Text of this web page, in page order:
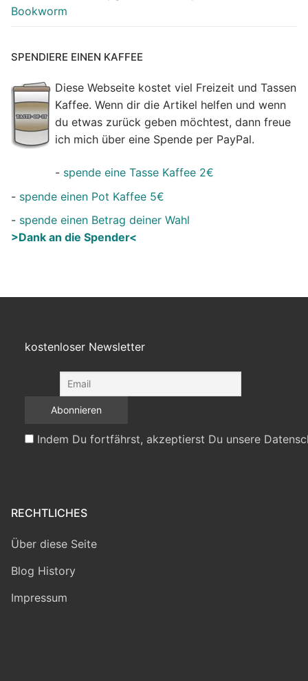
Bookworm
SPENDIERE EINEN KAFFEE
Diese Webseite kostet viel Freizeit und Tassen
Kaffee. Wenn dir die Artikel helfen und wenn
du etwas zurück geben möchtest, dann freue
ich mich über eine Spende per PayPal.
- spende eine Tasse Kaffee 2€
- spende einen Pot Kaffee 5€
- spende einen Betrag deiner Wahl
>Dank an die Spender<
kostenloser Newsletter
Indem Du fortfährst, akzeptierst Du unsere
RECHTLICHES
Über diese Seite
Blog History
Impressum